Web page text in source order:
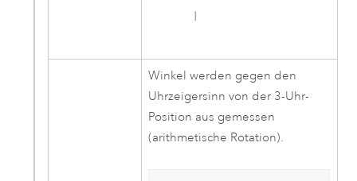
Winkel werden gegen den
Uhrzeigersinn von der 3-Uhr-
Position aus gemessen
(arithmetische Rotation).